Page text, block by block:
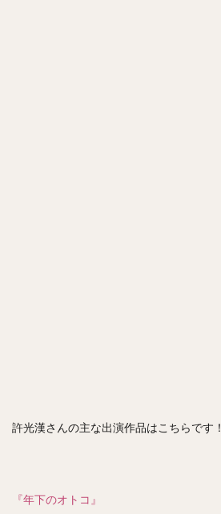
許光漢さんの主な出演作品はこちらです！
『年下のオトコ』